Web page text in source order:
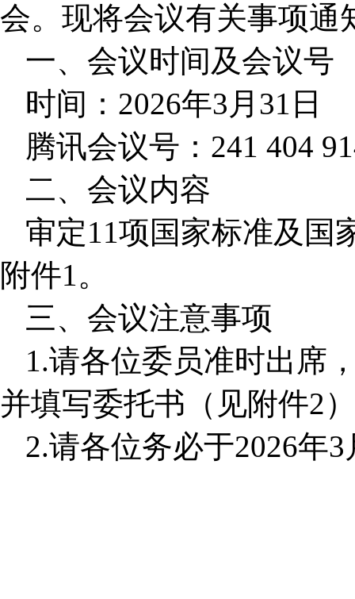
会。现将会议有关事项通
一、会议时间及会议号
时间：2026年3月31日
腾讯会议号：241 404
二、会议内容
审定11项国家标准及国
附件1。
三、会议注意事项
1.请各位委员准时出席
并填写委托书（见附件2
2.请各位务必于2026年3